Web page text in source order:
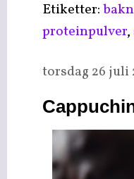
Etiketter:
proteinpulver,
torsdag 26 juli